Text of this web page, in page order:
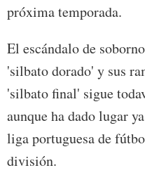
próxima temporada.
El escándalo de
'silbato dorado' y sus
'silbato final' sigue
aunque ha dado lugar
liga portuguesa de
división.